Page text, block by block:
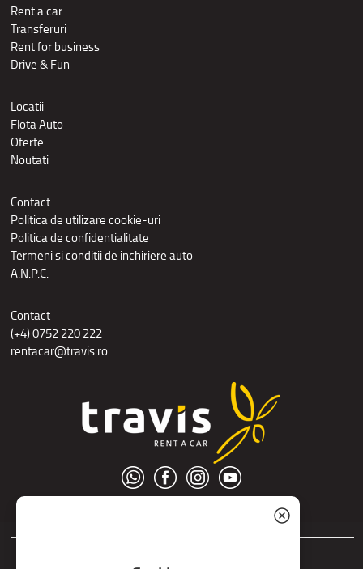
Rent a car
Transferuri
Rent for business
Drive & Fun
Locatii
Flota Auto
Oferte
Noutati
Contact
Politica de utilizare cookie-uri
Politica de confidentialitate
Termeni si conditii de inchiriere auto
A.N.P.C.
Contact
(+4) 0752 220 222
rentacar@travis.ro